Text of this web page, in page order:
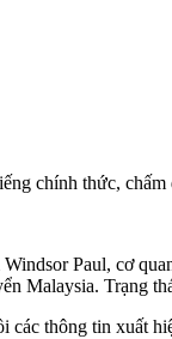
chính thức,
Paul, cơ
Malaysia. Trạng
các thông tin xuất